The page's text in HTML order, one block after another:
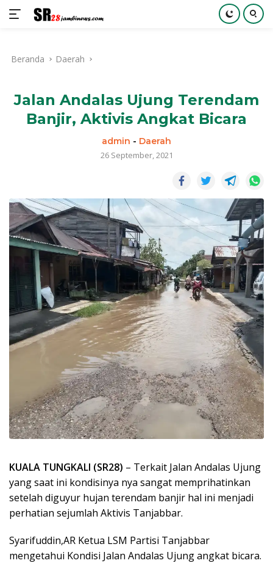
kontenBeranda Daerah
Jalan Andalas Ujung Terendam
Banjir, Aktivis Angkat Bicara
admin - Daerah
26 September, 2021
KUALA TUNGKALl (SR28) – Terkait Jalan Andalas Ujung
yang saat ini kondisinya nya sangat memprihatinkan
setelah diguyur hujan terendam banjir hal ini menjadi
perhatian sejumlah Aktivis Tanjabbar.
Syarifuddin,AR Ketua LSM Partisi Tanjabbar
mengetahui Kondisi Jalan Andalas Ujung angkat bicara.